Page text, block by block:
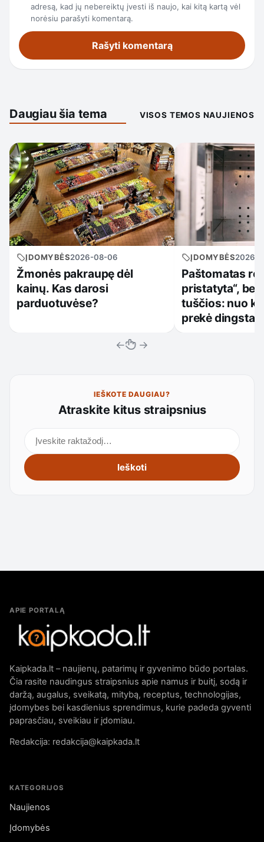
adresą, kad jų nebereiktų įvesti iš naujo, kai kitą kartą vėl
norėsiu parašyti komentarą.
Daugiau šia tema VISOS TEMOS NAUJIENOS
ĮDOMYBĖS2026-08-06
Žmonės pakraupę dėl
kainų. Kas darosi
parduotuvėse?
ĮDOMYBĖS2026-
Paštomatas
pristatyta“,
tuščios: nuo
prekė dingsta
← →
IEŠKOTE DAUGIAU?
Atraskite kitus straipsnius
Ieškoti
APIE PORTALĄ
Kaipkada.lt – naujienų, patarimų ir gyvenimo būdo portalas.
Čia rasite naudingus straipsnius apie namus ir buitį, sodą ir
daržą, augalus, sveikatą, mitybą, receptus, technologijas,
įdomybes bei kasdienius sprendimus, kurie padeda gyventi
paprasčiau, sveikiau ir įdomiau.
Redakcija: redakcija@kaipkada.lt
KATEGORIJOS
Naujienos
Įdomybės